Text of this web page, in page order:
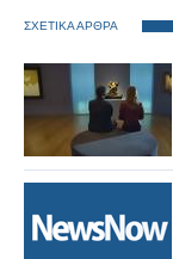
ΣΧΕΤΙΚΑ ΑΡΘΡΑ